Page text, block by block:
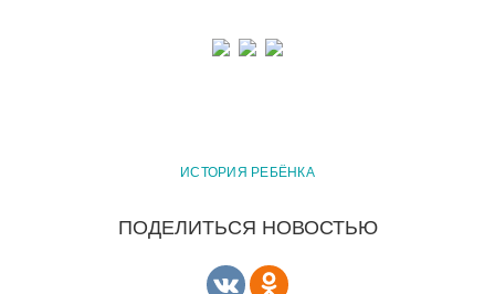
ИСТОРИЯ РЕБЁНКА
ПОДЕЛИТЬСЯ НОВОСТЬЮ